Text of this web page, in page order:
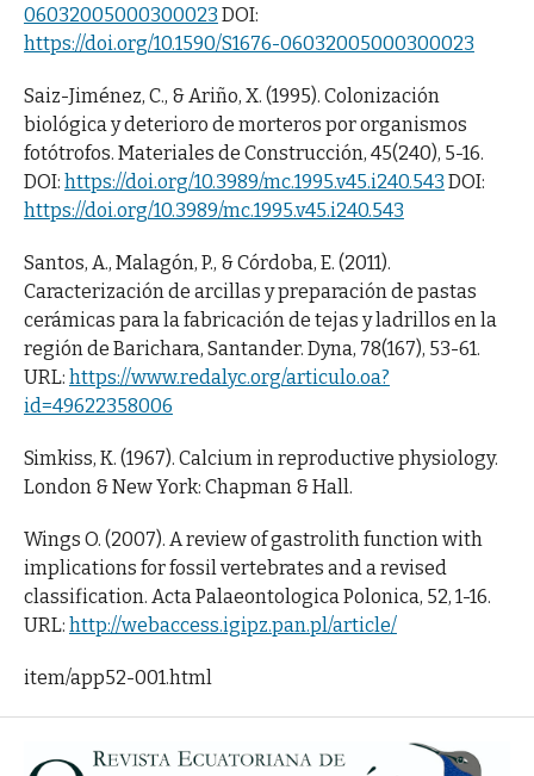
06032005000300023 DOI:
https://doi.org/10.1590/S1676-06032005000300023
Saiz-Jiménez, C., & Ariño, X. (1995). Colonización
biológica y deterioro de morteros por organismos
fotótrofos. Materiales de Construcción, 45(240), 5-16.
DOI: https://doi.org/10.3989/mc.1995.v45.i240.543 DOI:
https://doi.org/10.3989/mc.1995.v45.i240.543
Santos, A., Malagón, P., & Córdoba, E. (2011).
Caracterización de arcillas y preparación de pastas
cerámicas para la fabricación de tejas y ladrillos en la
región de Barichara, Santander. Dyna, 78(167), 53-61.
URL: https://www.redalyc.org/articulo.oa?
id=49622358006
Simkiss, K. (1967). Calcium in reproductive physiology.
London & New York: Chapman & Hall.
Wings O. (2007). A review of gastrolith function with
implications for fossil vertebrates and a revised
classification. Acta Palaeontologica Polonica, 52, 1-16.
URL: http://webaccess.igipz.pan.pl/article/
item/app52-001.html